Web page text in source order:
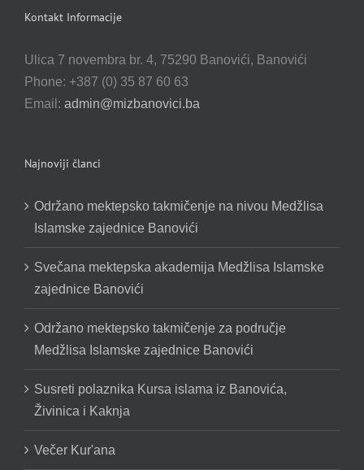
Kontakt Informacije
Ulica 7 novembra br. 4, 75290 Banovići, Banovići
Phone: +387 (0) 35 87 60 63
Email: admin@mizbanovici.ba
Najnoviji članci
Održano mektepsko takmičenje na nivou Medžlisa
Islamske zajednice Banovići
Svečana mektepska akademija Medžlisa Islamske
zajednice Banovići
Održano mektepsko takmičenje za područje
Medžlisa Islamske zajednice Banovići
Susreti polaznika Kursa islama iz Banovića,
Živinica i Kaknja
Večer Kur'ana